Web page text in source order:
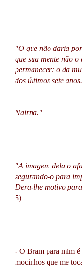
"O que não daria
que sua mente não o
permanecer: o da
dos últimos sete anos.
Nairna."
"A imagem dela o
segurando-o para
Dera-lhe motivo
5)
- O Bram para mim é
mocinhos que me